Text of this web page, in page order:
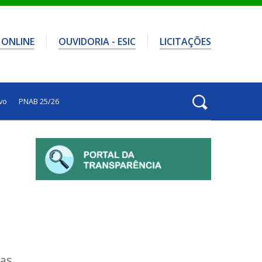
OUVIDORIA - ESIC LICITAÇÕES
PNAB 25/26